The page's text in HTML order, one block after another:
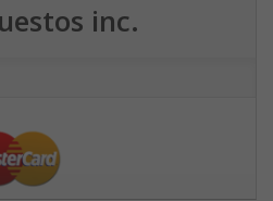
inc.